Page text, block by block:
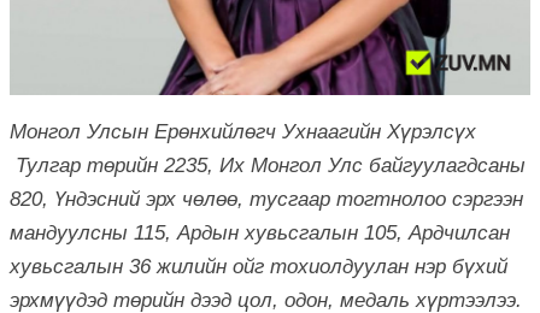
Монгол Улсын Ерөнхийлөгч Ухнаагийн Хүрэлсүх
Тулгар төрийн 2235, Их Монгол Улс байгуулагдсаны
820, Үндэсний эрх чөлөө, тусгаар тогтнолоо сэргээн
мандуулсны 115, Ардын хувьсгалын 105, Ардчилсан
хувьсгалын 36 жилийн ойг тохиолдуулан нэр бүхий
эрхмүүдэд төрийн дээд цол, одон, медаль хүртээлээ.